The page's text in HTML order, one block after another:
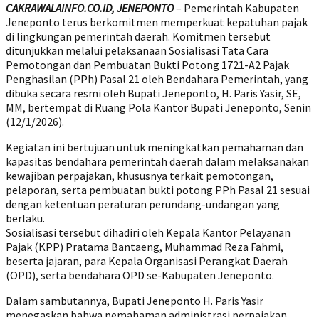
CAKRAWALAINFO.CO.ID, JENEPONTO– Pemerintah Kabupaten
Jeneponto terus berkomitmen memperkuat kepatuhan pajak
di lingkungan pemerintah daerah. Komitmen tersebut
ditunjukkan melalui pelaksanaan Sosialisasi Tata Cara
Pemotongan dan Pembuatan Bukti Potong 1721-A2 Pajak
Penghasilan (PPh) Pasal 21 oleh Bendahara Pemerintah, yang
dibuka secara resmi oleh Bupati Jeneponto, H. Paris Yasir, SE,
MM, bertempat di Ruang Pola Kantor Bupati Jeneponto, Senin
(12/1/2026).
Kegiatan ini bertujuan untuk meningkatkan pemahaman dan
kapasitas bendahara pemerintah daerah dalam melaksanakan
kewajiban perpajakan, khususnya terkait pemotongan,
pelaporan, serta pembuatan bukti potong PPh Pasal 21 sesuai
dengan ketentuan peraturan perundang-undangan yang
berlaku.
Sosialisasi tersebut dihadiri oleh Kepala Kantor Pelayanan
Pajak (KPP) Pratama Bantaeng, Muhammad Reza Fahmi,
beserta jajaran, para Kepala Organisasi Perangkat Daerah
(OPD), serta bendahara OPD se-Kabupaten Jeneponto.
Dalam sambutannya, Bupati Jeneponto H. Paris Yasir